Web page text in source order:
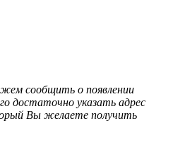
сообщить о появлении
достаточно указать адрес
Вы желаете получить